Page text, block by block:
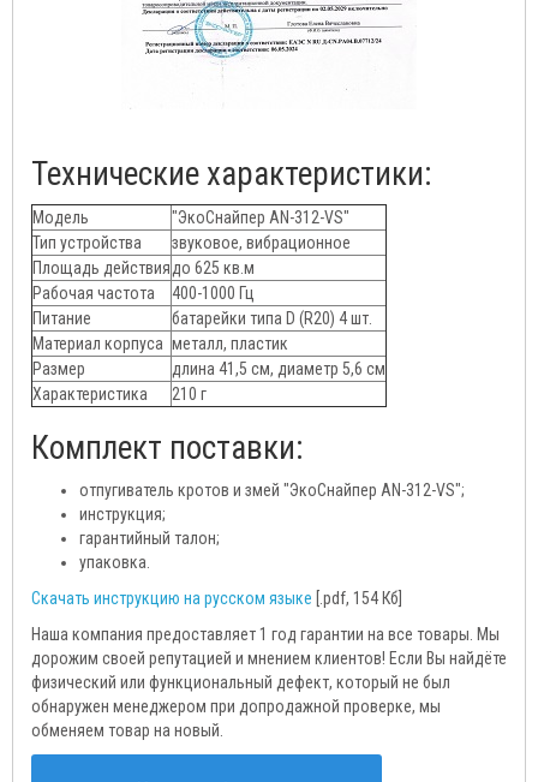
Технические характеристики:
Модель
"ЭкоСнайпер AN-312-VS"
Тип устройства
звуковое, вибрационное
Площадь действиядо 625 кв.м
Рабочая частота
400-1000 Гц
Питание
батарейки типа D (R20) 4 шт.
Материал корпуса металл, пластик
Размер
длина 41,5 см, диаметр 5,6 см
Характеристика
210 г
Комплект поставки:
отпугиватель кротов и змей "ЭкоСнайпер AN-312-VS";
инструкция;
гарантийный талон;
упаковка.
Скачать инструкцию на русском языке [.pdf, 154 Кб]
Наша компания предоставляет 1 год гарантии на все товары. Мы
дорожим своей репутацией и мнением клиентов! Если Вы найдёте
физический или функциональный дефект, который не был
обнаружен менеджером при допродажной проверке, мы
обменяем товар на новый.